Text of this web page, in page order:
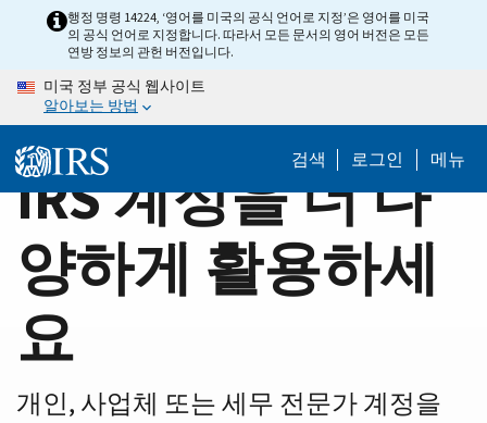
content
Home행정 명령 14224, ‘영어를 미국의 공식 언어로 지정’은 영어를 미국
의 공식 언어로 지정합니다. 따라서 모든 문서의 영어 버전은 모든
연방 정보의 관헌 버전입니다.
미국 정부 공식 웹사이트
알아보는 방법
검색 로그인 메뉴
IRS 계정을 더 다
양하게 활용하세
요
개인, 사업체 또는 세무 전문가 계정을